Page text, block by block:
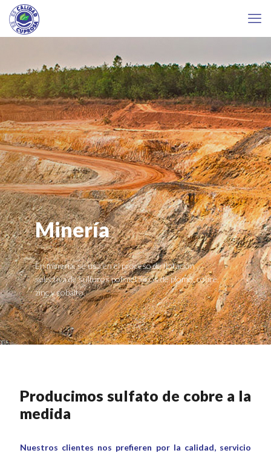
Minería
En minería, se usa en el proceso de flotación
selectiva de sulfuros polimetálicos de plomo, cobre,
zinc y cobalto.
Producimos sulfato de cobre a la
medida
Nuestros clientes nos prefieren por la calidad, servicio